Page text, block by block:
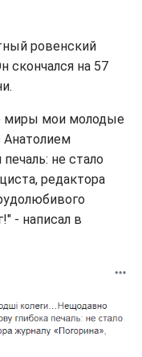
ровенский
скончался на 57
миры мои молодые
Анатолием
не стало
редактора
- написал в